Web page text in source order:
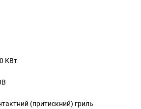
КВт
(притискний) гриль